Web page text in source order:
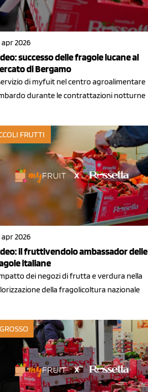
apr 2026
successo delle fragole lucane al
di Bergamo
di myfuit nel centro agroalimentare
durante le contrattazioni notturne
FRUTTI
apr 2026
il fruttivendolo ambassador delle
italiane
dei negozi di frutta e verdura nella
della fragolicoltura nazionale